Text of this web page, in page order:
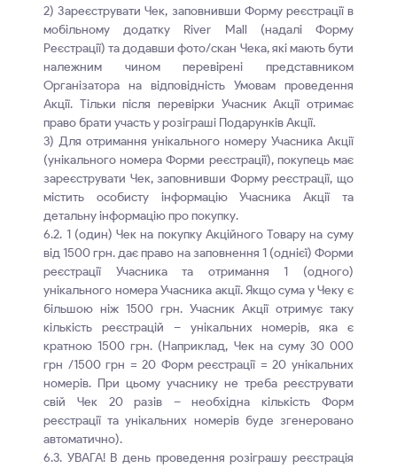
2) Зареєструвати Чек, заповнивши Форму реєстрації в
мобільному додатку River Mall (надалі Форму
Реєстрації) та додавши фото/скан Чека, які мають бути
належним чином перевірені представником
Організатора на відповідність Умовам проведення
Акції. Тільки після перевірки Учасник Акції отримає
право брати участь у розіграші Подарунків Акції.
3) Для отримання унікального номеру Учасника Акції
(унікального номера Форми реєстрації), покупець має
зареєструвати Чек, заповнивши Форму реєстрації, що
містить особисту інформацію Учасника Акції та
детальну інформацію про покупку.
6.2. 1 (один) Чек на покупку Акційного Товару на суму
від 1500 грн. дає право на заповнення 1 (однієї) Форми
реєстрації Учасника та отримання 1 (одного)
унікального номера Учасника акції. Якщо сума у Чеку є
більшою ніж 1500 грн. Учасник Акції отримує таку
кількість реєстрацій – унікальних номерів, яка є
кратною 1500 грн. (Наприклад, Чек на суму 30 000
грн /1500 грн = 20 Форм реєстрації = 20 унікальних
номерів. При цьому учаснику не треба реєструвати
свій Чек 20 разів – необхідна кількість Форм
реєстрації та унікальних номерів буде згенеровано
автоматично).
6.3. УВАГА! В день проведення розіграшу реєстрація